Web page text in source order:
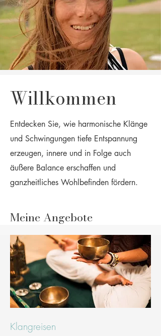
Willkommen
Entdecken Sie, wie harmonische Klänge
und Schwingungen tiefe Entspannung
erzeugen, innere und in Folge auch
äußere Balance erschaffen und
ganzheitliches Wohlbefinden fördern.
Meine Angebote
Klangreisen